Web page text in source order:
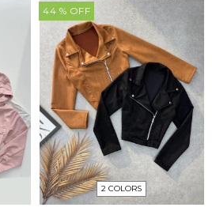
44 % OFF
2 COLORS